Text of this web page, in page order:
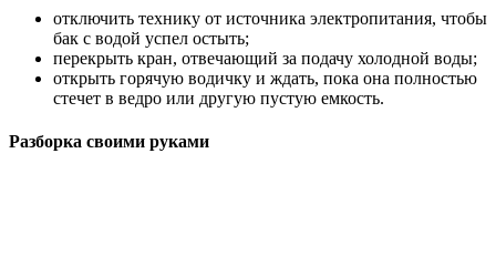
отключить технику от источника электропитания, чтобы
бак с водой успел остыть;
перекрыть кран, отвечающий за подачу холодной воды;
открыть горячую водичку и ждать, пока она полностью
стечет в ведро или другую пустую емкость.
Разборка своими руками